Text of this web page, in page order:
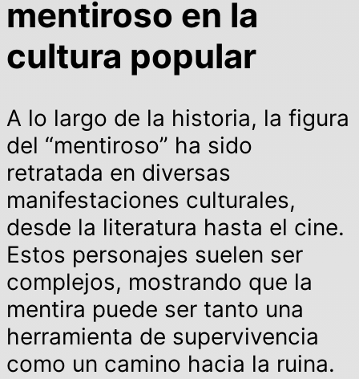
mentiroso en la
cultura popular
A lo largo de la historia, la figura
del “mentiroso” ha sido
retratada en diversas
manifestaciones culturales,
desde la literatura hasta el cine.
Estos personajes suelen ser
complejos, mostrando que la
mentira puede ser tanto una
herramienta de supervivencia
como un camino hacia la ruina.